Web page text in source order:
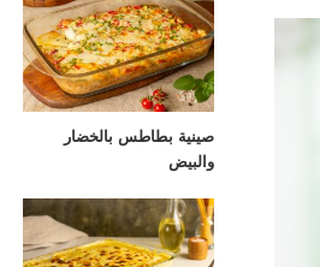
صينية بطاطس بالخضار
والبيض